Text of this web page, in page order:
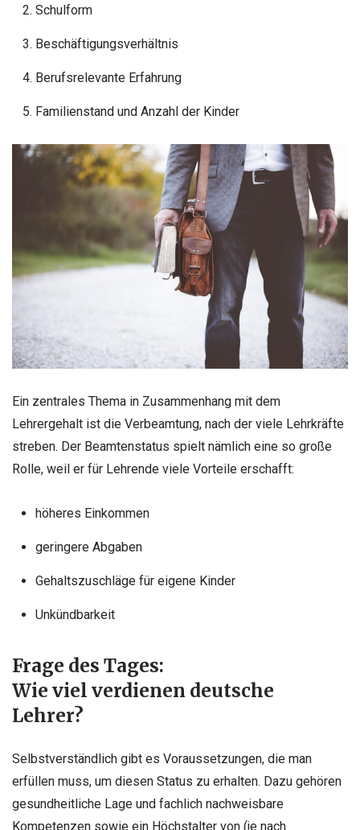
Schulform
Beschäftigungsverhältnis
Berufsrelevante Erfahrung
Familienstand und Anzahl der Kinder
Ein zentrales Thema in Zusammenhang mit dem
Lehrergehalt ist die Verbeamtung, nach der viele Lehrkräfte
streben. Der Beamtenstatus spielt nämlich eine so große
Rolle, weil er für Lehrende viele Vorteile erschafft:
höheres Einkommen
geringere Abgaben
Gehaltszuschläge für eigene Kinder
Unkündbarkeit
Frage des Tages:
Wie viel verdienen deutsche
Lehrer?
Selbstverständlich gibt es Voraussetzungen, die man
erfüllen muss, um diesen Status zu erhalten. Dazu gehören
gesundheitliche Lage und fachlich nachweisbare
Kompetenzen sowie ein Höchstalter von (je nach